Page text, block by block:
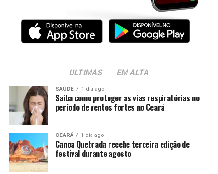
ULTIMAS EM ALTA
SAÚDE 1 dia ago
Saiba como proteger as vias respiratórias no
período de ventos fortes no Ceará
CEARÁ 1 dia ago
Canoa Quebrada recebe terceira edição de
festival durante agosto